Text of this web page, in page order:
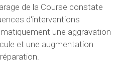
de la Course constate
d'interventions
une aggravation
et une augmentation